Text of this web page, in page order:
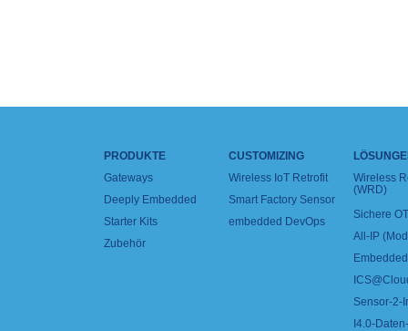
PRODUKTE
Gateways
Deeply Embedded
Starter Kits
Zubehör
CUSTOMIZING
Wireless IoT Retrofit
Smart Factory Sensor
embedded DevOps
Wireless
(WRD)
Sichere
All-IP
Sensor-2-
I4.0-